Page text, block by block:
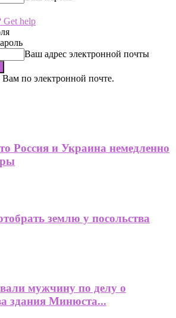
Get help
Ваш адрес электронной почты
по электронной почте.
Россия и Украина немедленно
землю у посольства
мужчину по делу о
здания Минюста...